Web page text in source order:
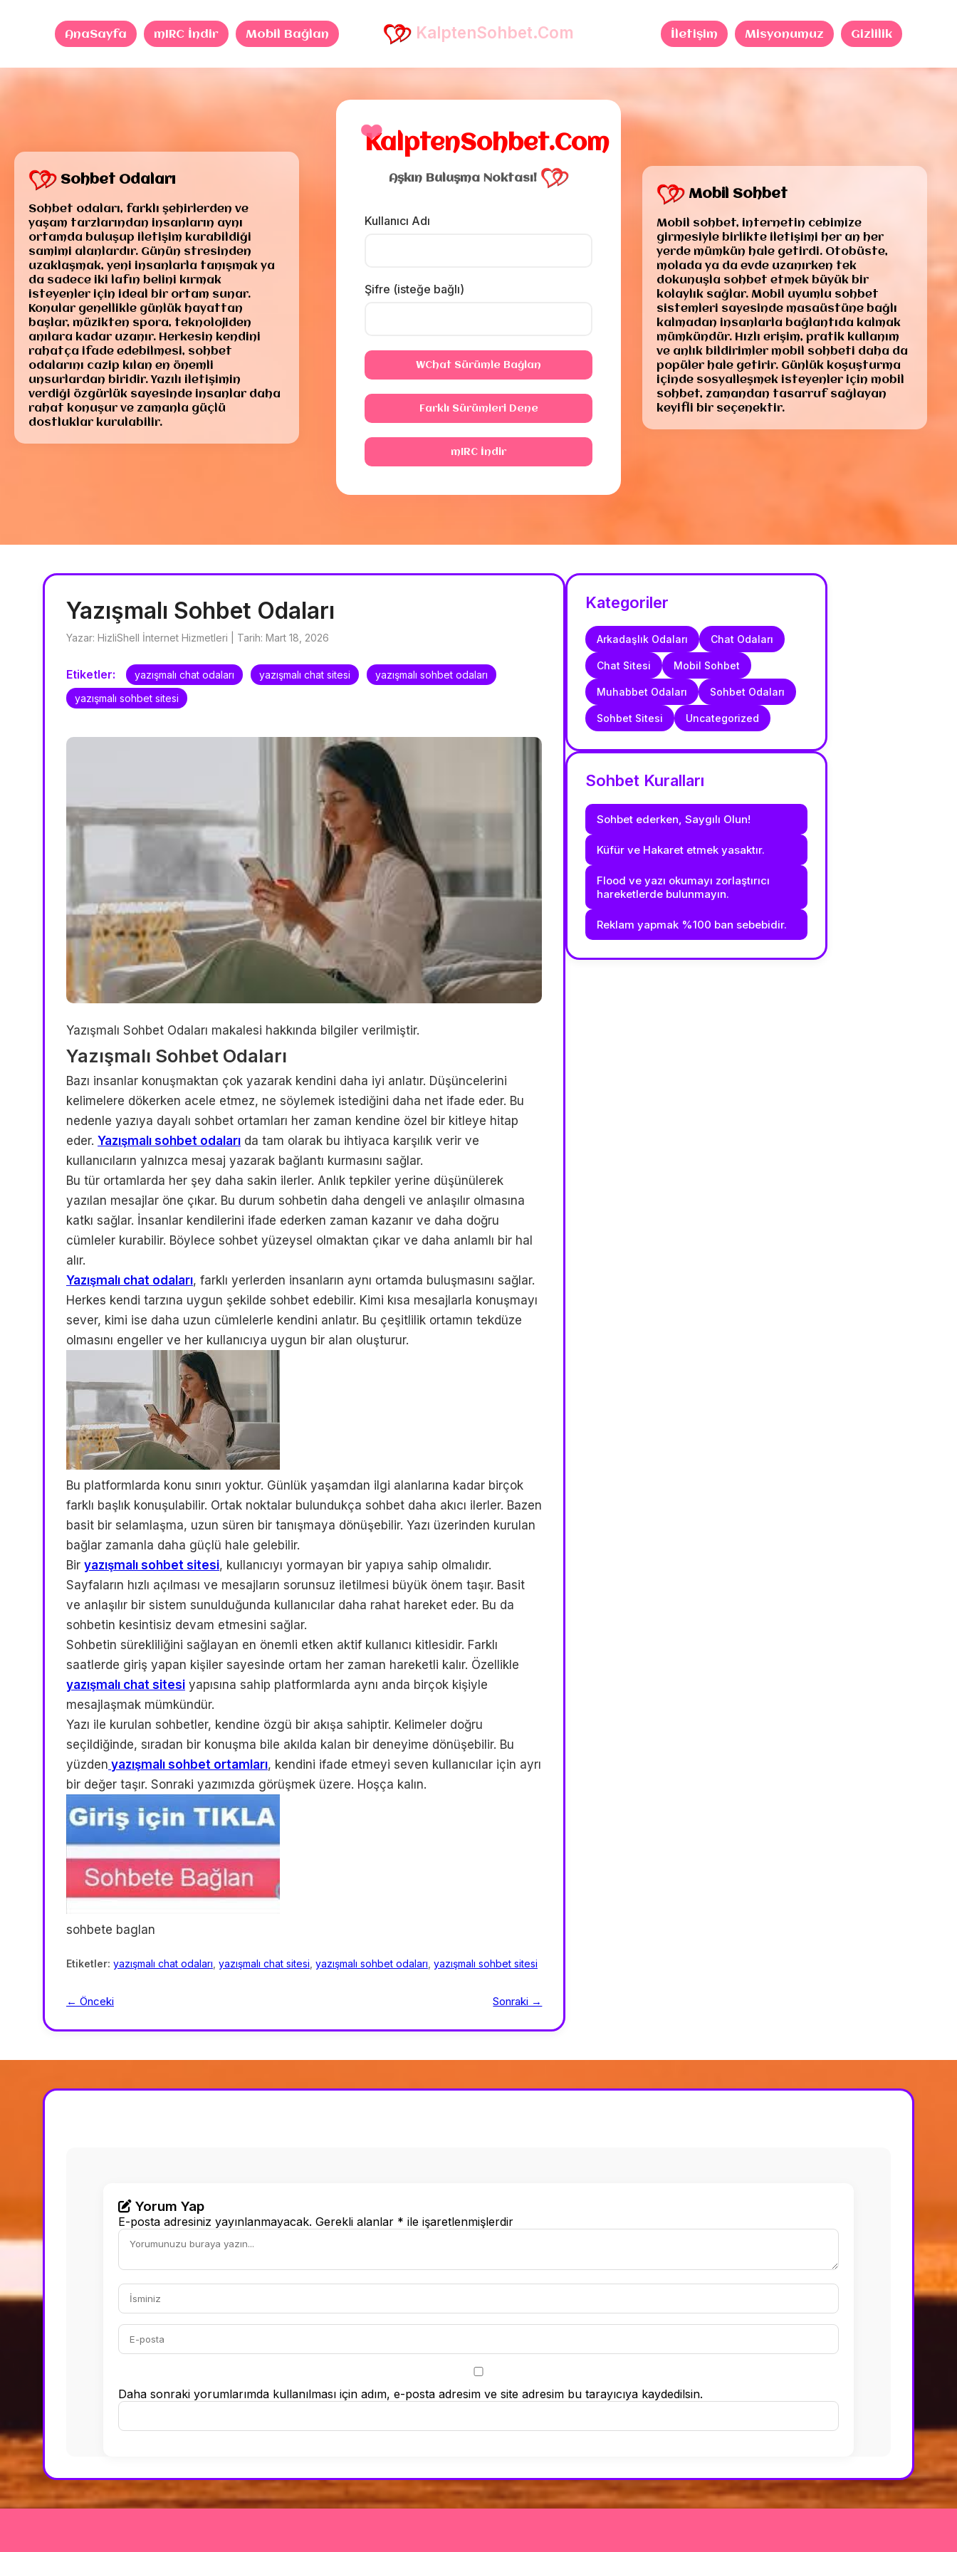
AnaSayfa mIRC İndir Mobil Bağlan KalptenSohbet.Com İletişim Misyonumuz Gizlilik
Sohbet Odaları
Sohbet odaları, farklı şehirlerden ve
yaşam tarzlarından insanların aynı
ortamda buluşup iletişim kurabildiği
samimi alanlardır. Günün stresinden
uzaklaşmak, yeni insanlarla tanışmak ya
da sadece iki lafın belini kırmak
isteyenler için ideal bir ortam sunar.
Konular genellikle günlük hayattan
başlar, müzikten spora, teknolojiden
anılara kadar uzanır. Herkesin kendini
rahatça ifade edebilmesi, sohbet
odalarını cazip kılan en önemli
unsurlardan biridir. Yazılı iletişimin
verdiği özgürlük sayesinde insanlar daha
rahat konuşur ve zamanla güçlü
dostluklar kurulabilir.
❤️
KalptenSohbet.Com
Aşkın Buluşma Noktası!
Kullanıcı Adı
Şifre (isteğe bağlı)
WChat Sürümle Bağlan
Farklı Sürümleri Dene
mIRC İndir
Mobil Sohbet
Mobil sohbet, internetin cebimize
girmesiyle birlikte iletişimi her an her
yerde mümkün hale getirdi. Otobüste,
molada ya da evde uzanırken tek
dokunuşla sohbet etmek büyük bir
kolaylık sağlar. Mobil uyumlu sohbet
sistemleri sayesinde masaüstüne bağlı
kalmadan insanlarla bağlantıda kalmak
mümkündür. Hızlı erişim, pratik kullanım
ve anlık bildirimler mobil sohbeti daha da
popüler hale getirir. Günlük koşuşturma
içinde sosyalleşmek isteyenler için mobil
sohbet, zamandan tasarruf sağlayan
keyifli bir seçenektir.
Yazışmalı Sohbet Odaları
Yazar: HizliShell İnternet Hizmetleri | Tarih: Mart 18, 2026
Etiketler: yazışmalı chat odaları yazışmalı chat sitesi
yazışmalı sohbet odaları
yazışmalı sohbet sitesi
Yazışmalı Sohbet Odaları makalesi hakkında bilgiler verilmiştir.
Yazışmalı Sohbet Odaları
Bazı insanlar konuşmaktan çok yazarak kendini daha iyi anlatır. Düşüncelerini
kelimelere dökerken acele etmez, ne söylemek istediğini daha net ifade eder. Bu
nedenle yazıya dayalı sohbet ortamları her zaman kendine özel bir kitleye hitap
eder. Yazışmalı sohbet odaları da tam olarak bu ihtiyaca karşılık verir ve
kullanıcıların yalnızca mesaj yazarak bağlantı kurmasını sağlar.
Bu tür ortamlarda her şey daha sakin ilerler. Anlık tepkiler yerine düşünülerek
yazılan mesajlar öne çıkar. Bu durum sohbetin daha dengeli ve anlaşılır olmasına
katkı sağlar. İnsanlar kendilerini ifade ederken zaman kazanır ve daha doğru
cümleler kurabilir. Böylece sohbet yüzeysel olmaktan çıkar ve daha anlamlı bir hal
alır.
Yazışmalı chat odaları, farklı yerlerden insanların aynı ortamda buluşmasını sağlar.
Herkes kendi tarzına uygun şekilde sohbet edebilir. Kimi kısa mesajlarla konuşmayı
sever, kimi ise daha uzun cümlelerle kendini anlatır. Bu çeşitlilik ortamın tekdüze
olmasını engeller ve her kullanıcıya uygun bir alan oluşturur.
Bu platformlarda konu sınırı yoktur. Günlük yaşamdan ilgi alanlarına kadar birçok
farklı başlık konuşulabilir. Ortak noktalar bulundukça sohbet daha akıcı ilerler. Bazen
basit bir selamlaşma, uzun süren bir tanışmaya dönüşebilir. Yazı üzerinden kurulan
bağlar zamanla daha güçlü hale gelebilir.
Bir yazışmalı sohbet sitesi, kullanıcıyı yormayan bir yapıya sahip olmalıdır.
Sayfaların hızlı açılması ve mesajların sorunsuz iletilmesi büyük önem taşır. Basit
ve anlaşılır bir sistem sunulduğunda kullanıcılar daha rahat hareket eder. Bu da
sohbetin kesintisiz devam etmesini sağlar.
Sohbetin sürekliliğini sağlayan en önemli etken aktif kullanıcı kitlesidir. Farklı
saatlerde giriş yapan kişiler sayesinde ortam her zaman hareketli kalır. Özellikle
yazışmalı chat sitesi yapısına sahip platformlarda aynı anda birçok kişiyle
mesajlaşmak mümkündür.
Yazı ile kurulan sohbetler, kendine özgü bir akışa sahiptir. Kelimeler doğru
seçildiğinde, sıradan bir konuşma bile akılda kalan bir deneyime dönüşebilir. Bu
yüzden yazışmalı sohbet ortamları, kendini ifade etmeyi seven kullanıcılar için ayrı
bir değer taşır. Sonraki yazımızda görüşmek üzere. Hoşça kalın.
sohbete baglan
Etiketler: yazışmalı chat odaları yazışmalı chat sitesi yazışmalı sohbet odaları yazışmalı sohbet sitesi
← Önceki Sonraki →
Kategoriler
Arkadaşlık Odaları Chat Odaları
Chat Sitesi Mobil Sohbet
Muhabbet Odaları Sohbet Odaları
Sohbet Sitesi Uncategorized
Sohbet Kuralları
Sohbet ederken, Saygılı Olun!
Küfür ve Hakaret etmek yasaktır.
Flood ve yazı okumayı zorlaştırıcı
hareketlerde bulunmayın.
Reklam yapmak %100 ban sebebidir.
Yorum Yap
E-posta adresiniz yayınlanmayacak. Gerekli alanlar * ile işaretlenmişlerdir
Daha sonraki yorumlarımda kullanılması için adım, e-posta adresim ve site adresim bu tarayıcıya kaydedilsin.